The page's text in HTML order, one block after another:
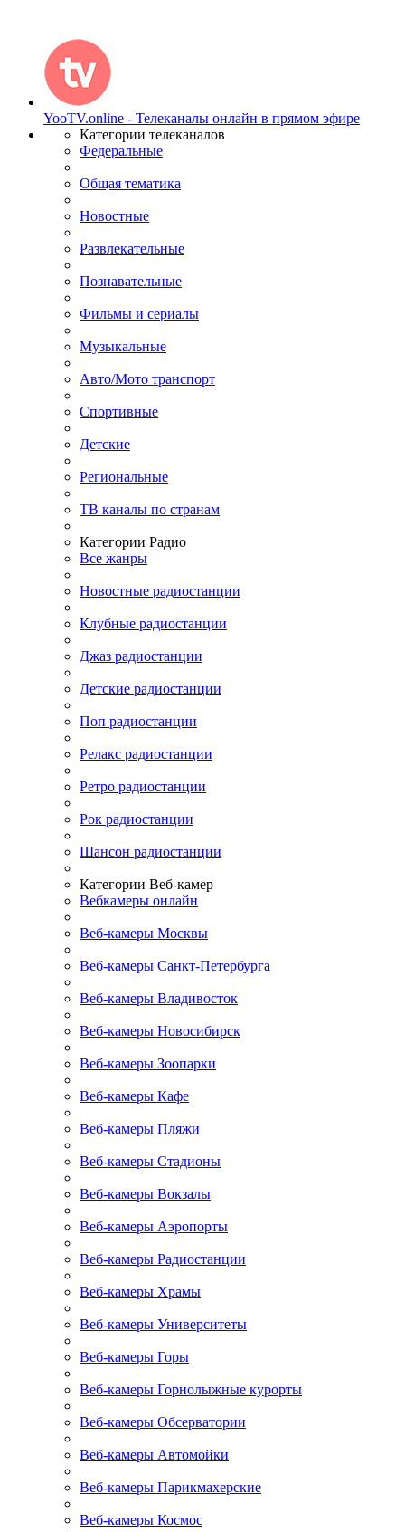
YooTV.online - Телеканалы онлайн в прямом эфире
Категории телеканалов
Федеральные
Общая тематика
Новостные
Развлекательные
Познавательные
Фильмы и сериалы
Музыкальные
Авто/Мото транспорт
Спортивные
Детские
Региональные
ТВ каналы по странам
Категории Радио
Все жанры
Новостные радиостанции
Клубные радиостанции
Джаз радиостанции
Детские радиостанции
Поп радиостанции
Релакс радиостанции
Ретро радиостанции
Рок радиостанции
Шансон радиостанции
Категории Веб-камер
Вебкамеры онлайн
Веб-камеры Москвы
Веб-камеры Санкт-Петербурга
Веб-камеры Владивосток
Веб-камеры Новосибирск
Веб-камеры Зоопарки
Веб-камеры Кафе
Веб-камеры Пляжи
Веб-камеры Стадионы
Веб-камеры Вокзалы
Веб-камеры Аэропорты
Веб-камеры Радиостанции
Веб-камеры Храмы
Веб-камеры Университеты
Веб-камеры Горы
Веб-камеры Горнолыжные курорты
Веб-камеры Обсерватории
Веб-камеры Автомойки
Веб-камеры Парикмахерские
Веб-камеры Космос